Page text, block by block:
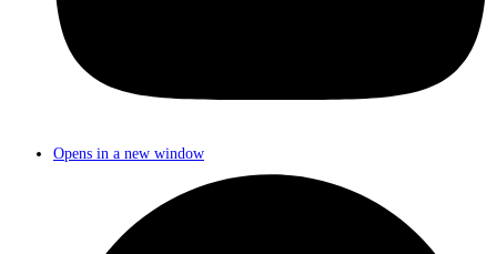
Opens in a new window